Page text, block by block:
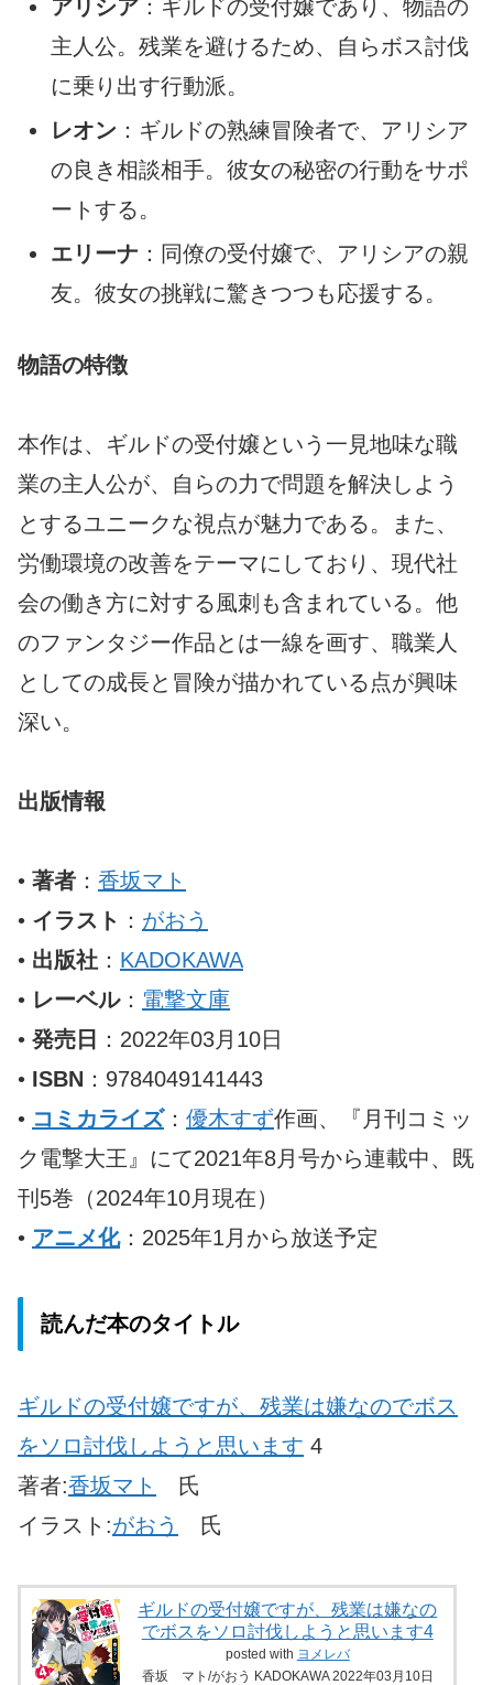
アリシア ：ギルドの受付嬢であり、物語の
主人公。残業を避けるため、自らボス討伐
に乗り出す行動派。
レオン ：ギルドの熟練冒険者で、アリシア
の良き相談相手。彼女の秘密の行動をサポ
ートする。
エリーナ ：同僚の受付嬢で、アリシアの親
友。彼女の挑戦に驚きつつも応援する。
物語の特徴
本作は、ギルドの受付嬢という一見地味な職
業の主人公が、自らの力で問題を解決しよう
とするユニークな視点が魅力である。また、
労働環境の改善をテーマにしており、現代社
会の働き方に対する風刺も含まれている。他
のファンタジー作品とは一線を画す、職業人
としての成長と冒険が描かれている点が興味
深い。
出版情報
• 著者 ： 香坂マト
• イラスト ： がおう
• 出版社 ： KADOKAWA
• レーベル： 電撃文庫
• 発売日
：2022年03月10日
• ISBN ：9784049141443
• コミカライズ： 優木すず作画、『月刊コミッ
ク電撃大王』にて2021年8月号から連載中、既
刊5巻（2024年10月現在）
• アニメ化：2025年1月から放送予定
読んだ本のタイトル
ギルドの受付嬢ですが、残業は嫌なのでボス
をソロ討伐しようと思います 4
著者:香坂マト
氏
イラスト:がおう 氏
ギルドの受付嬢ですが、残業は嫌なの
でボスをソロ討伐しようと思います4
posted with ヨメレバ
香坂 マト/がおう KADOKAWA 2022年03月10日